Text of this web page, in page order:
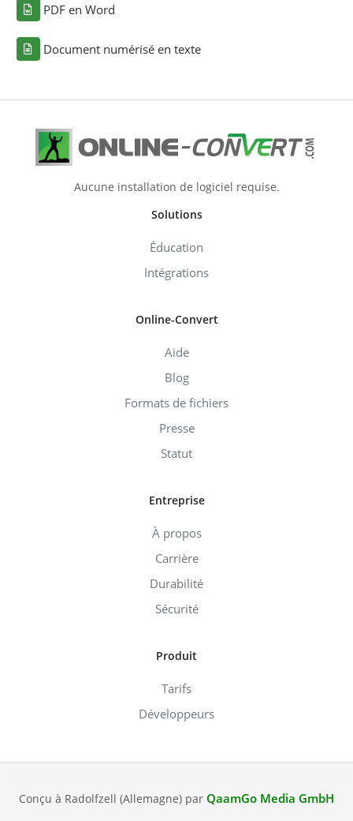
PDF en Word
Document numérisé en texte
Aucune installation de logiciel requise.
Solutions
Éducation
Intégrations
Online-Convert
Aide
Blog
Formats de fichiers
Presse
Statut
Entreprise
À propos
Carrière
Durabilité
Sécurité
Produit
Tarifs
Développeurs
Conçu à Radolfzell (Allemagne) par QaamGo Media GmbH